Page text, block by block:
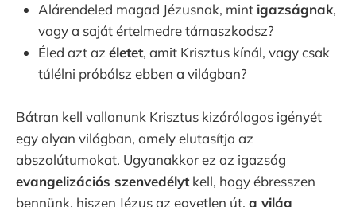
Alárendeled magad Jézusnak, mint igazságnak,
vagy a saját értelmedre támaszkodsz?
Éled azt az életet, amit Krisztus kínál, vagy csak
túlélni próbálsz ebben a világban?
Bátran kell vallanunk Krisztus kizárólagos igényét
egy olyan világban, amely elutasítja az
abszolútumokat. Ugyanakkor ez az igazság
evangelizációs szenvedélytkell, hogy ébresszen
bennünk, hiszen Jézus az egyetlen út, a világ